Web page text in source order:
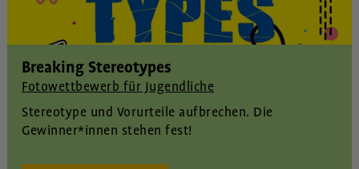
Breaking Stereotypes
Fotowettbewerb für Jugendliche
Stereotype und Vorurteile aufbrechen. Die
Gewinner*innen stehen fest!